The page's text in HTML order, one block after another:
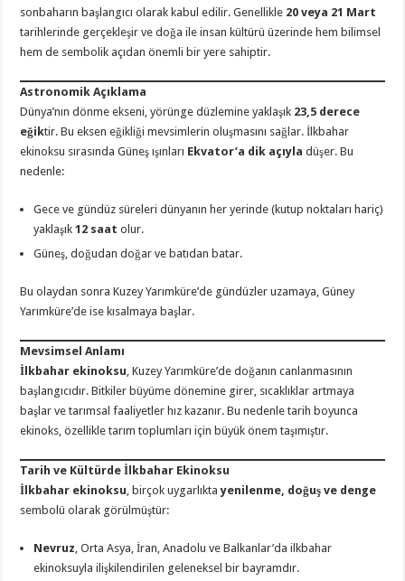
sonbaharın başlangıcı olarak kabul edilir. Genellikle 20 veya 21 Mart
tarihlerinde gerçekleşir ve doğa ile insan kültürü üzerinde hem bilimsel
hem de sembolik açıdan önemli bir yere sahiptir.
Astronomik Açıklama
Dünya’nın dönme ekseni, yörünge düzlemine yaklaşık 23,5 derece
eğiktir. Bu eksen eğikliği mevsimlerin oluşmasını sağlar. İlkbahar
ekinoksu sırasında Güneş ışınları Ekvator’a dik açıyla düşer. Bu
nedenle:
Gece ve gündüz süreleri dünyanın her yerinde (kutup noktaları hariç)
yaklaşık12 saat olur.
Güneş, doğudan doğar ve batıdan batar.
Bu olaydan sonra Kuzey Yarımküre’de gündüzler uzamaya, Güney
Yarımküre’de ise kısalmaya başlar.
Mevsimsel Anlamı
İlkbahar ekinoksu , Kuzey Yarımküre’de doğanın canlanmasının
başlangıcıdır. Bitkiler büyüme dönemine girer, sıcaklıklar artmaya
başlar ve tarımsal faaliyetler hız kazanır. Bu nedenle tarih boyunca
ekinoks, özellikle tarım toplumları için büyük önem taşımıştır.
Tarih ve Kültürde İlkbahar Ekinoksu
İlkbahar ekinoksu , birçok uygarlıktayenilenme, doğuş ve denge
sembolü olarak görülmüştür:
Nevruz , Orta Asya, İran, Anadolu ve Balkanlar’da ilkbahar
ekinoksuyla ilişkilendirilen geleneksel bir bayramdır.